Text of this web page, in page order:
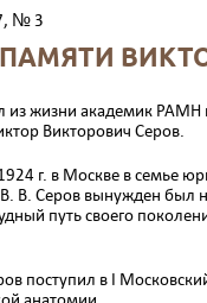
№ 3
ПАМЯТИ
из жизни ака­демик
Викторович Серов.
г. в Мо­скве в семье
В. Серов вынужден был
путь своего
поступил в I
анатомии.